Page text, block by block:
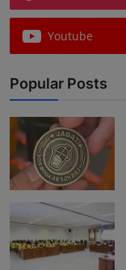
Youtube
Popular Posts